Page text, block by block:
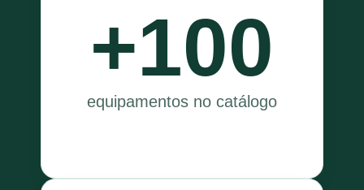
+100
equipamentos no catálogo